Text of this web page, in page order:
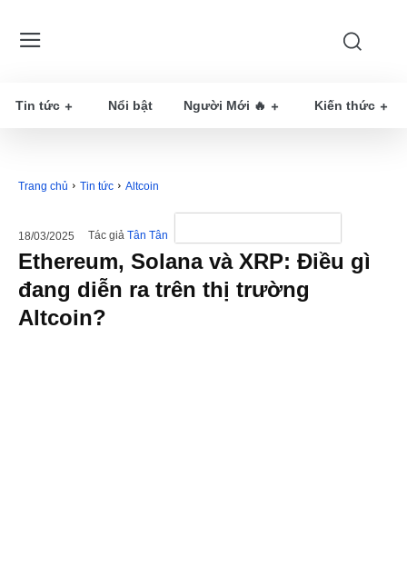
Tin tức Nổi bật Người Mới 🔥 Kiến thức
Trang chủ Tin tức Altcoin
18/03/2025 Tác giả Tân Tân
Ethereum, Solana và XRP: Điều gì
đang diễn ra trên thị trường
Altcoin?